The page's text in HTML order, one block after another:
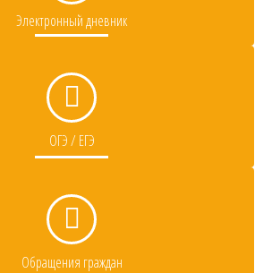
Электронный дневник
ОГЭ / ЕГЭ
Обращения граждан